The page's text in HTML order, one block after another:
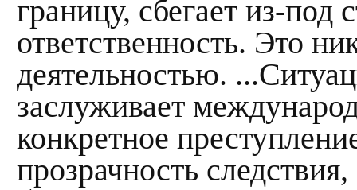
границу, сбегает из-под
ответственность. Это
деятельностью.
заслуживает
конкретное
прозрачность